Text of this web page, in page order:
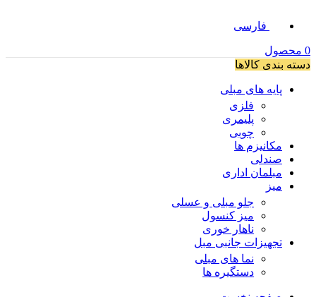
فارسی
0 محصول
دسته بندی کالاها
پایه های مبلی
فلزی
پلیمری
چوبی
مکانیزم ها
صندلی
مبلمان اداری
میز
جلو مبلی و عسلی
میز کنسول
ناهار خوری
تجهیزات جانبی مبل
نما های مبلی
دستگیره ها